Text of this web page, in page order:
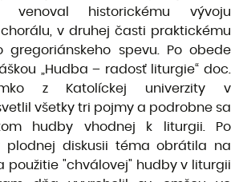
venoval historickému vývoju
v druhej časti praktickému
gregoriánskeho spevu. Po obede
„Hudba – radosť liturgie“ doc.
z Katolíckej univerzity v
všetky tri pojmy a podrobne sa
hudby vhodnej k liturgii. Po
plodnej diskusii téma obrátila na
použitie "chválovej" hudby v liturgii